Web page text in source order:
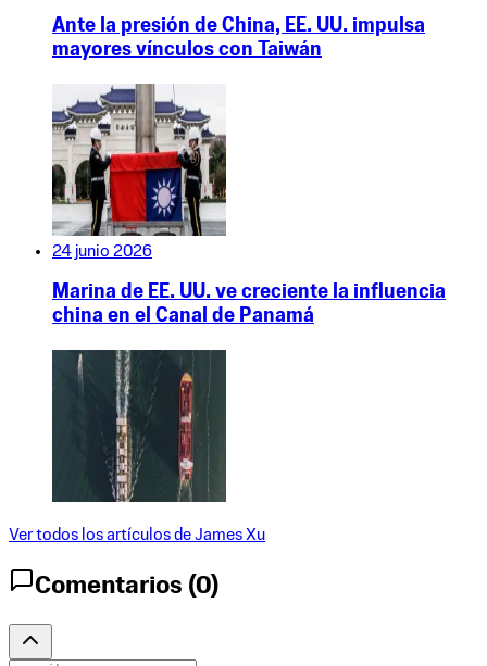
Ante la presión de China, EE. UU. impulsa
mayores vínculos con Taiwán
24 junio 2026
Marina de EE. UU. ve creciente la influencia
china en el Canal de Panamá
Ver todos los artículos de James Xu
Comentarios (0)